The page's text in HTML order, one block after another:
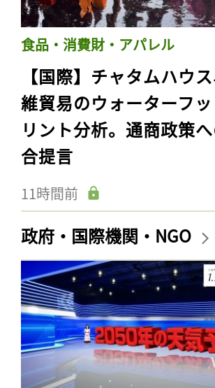
食品・消費財・アパレル
【国際】チャタムハウ
維貿易のウォーターフ
リント分析。通商政策
合提言
11時間前
政府・国際機関・NGO